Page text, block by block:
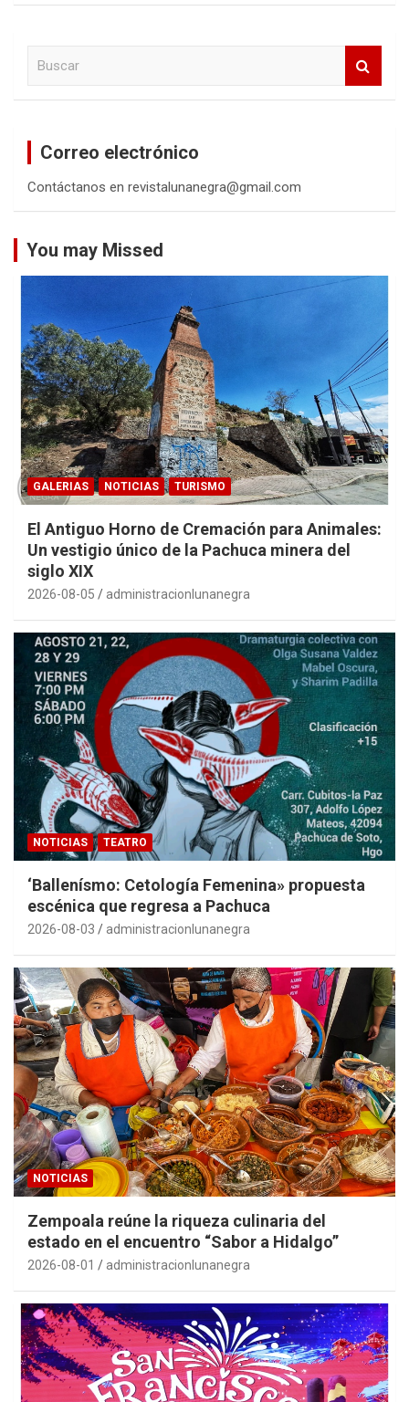
Correo electrónico
Contáctanos en revistalunanegra@gmail.com
You may Missed
GALERIAS NOTICIAS TURISMO
El Antiguo Horno de Cremación para Animales:
Un vestigio único de la Pachuca minera del
siglo XIX
2026-08-05 administracionlunanegra
NOTICIAS TEATRO
‘Ballenísmo: Cetología Femenina» propuesta
escénica que regresa a Pachuca
2026-08-03 administracionlunanegra
NOTICIAS
Zempoala reúne la riqueza culinaria del
estado en el encuentro “Sabor a Hidalgo”
2026-08-01 administracionlunanegra